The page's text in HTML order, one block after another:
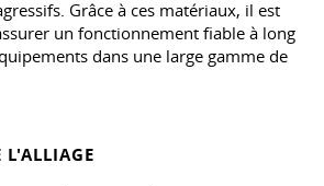
Grâce à ces matériaux, il est
un fonctionnement fiable à long
dans une large gamme de
L'ALLIAGE